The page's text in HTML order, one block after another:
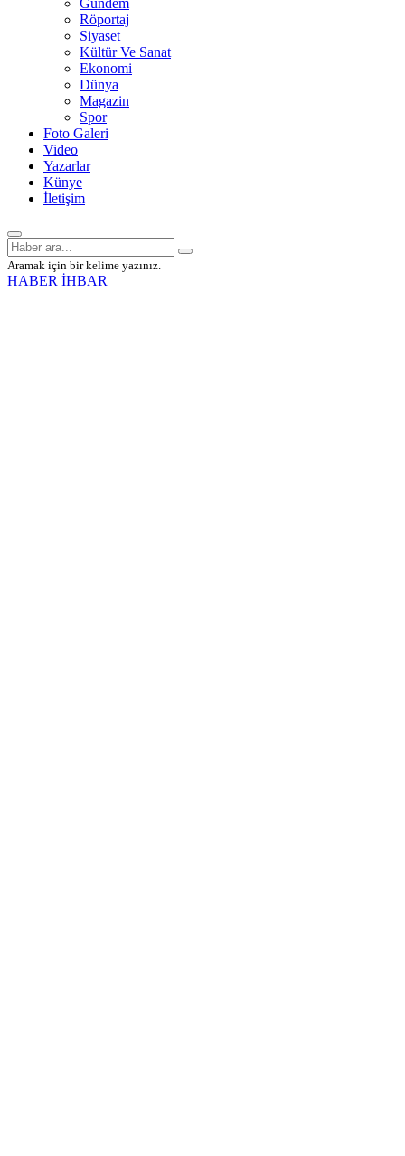
Gündem
Röportaj
Siyaset
Kültür Ve Sanat
Ekonomi
Dünya
Magazin
Spor
Foto Galeri
Video
Yazarlar
Künye
İletişim
Aramak için bir kelime yazınız.
HABER İHBAR